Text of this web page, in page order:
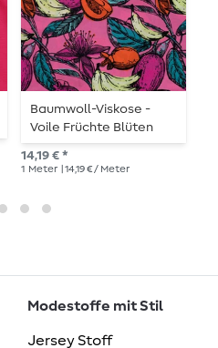
Baumwoll-Viskose -
Voile Früchte Blüten
Pink
14,19 € *
1 Meter | 14,19 € / Meter
Modestoffe mit Stil
Jersey Stoff